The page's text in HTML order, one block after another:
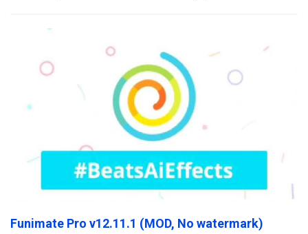
Funimate Pro v12.11.1 (MOD, No watermark)